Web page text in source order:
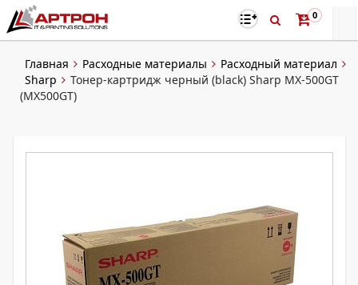
0
Главная Расходные материалы
Расходный материал
Sharp
Тонер-картридж черный (black) Sharp MX-500GT
(MX500GT)